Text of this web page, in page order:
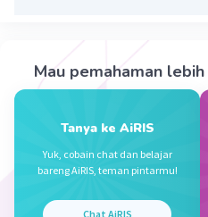
d = K : 𝞹
= 20
= 20 : 2 = 10
Jadi diameter (d)
Mau pemahaman
Tanya ke AiRIS
Yuk, cobain chat dan belajar
bareng AiRIS, teman pintarmu!
Chat AiRIS